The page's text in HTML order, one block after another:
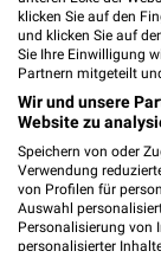
Auf
klicken Sie auf den
und klicken Sie auf
Sie Ihre Einwilligung
Partnern mitgeteilt
Wir und unsere
Website zu
Speichern von oder
Verwendung
von Profilen für
Auswahl
Personalisierung von
personalisierter